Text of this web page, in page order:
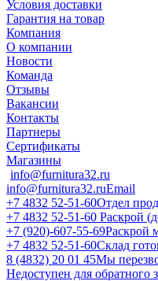
Условия доставки
Гарантия на товар
Компания
О компании
Новости
Команда
Отзывы
Вакансии
Контакты
Партнеры
Сертификаты
Магазины
info@furnitura32.ru
info@furnitura32.ruEmail
+7 4832 52-51-60Отдел
+7 4832 52-51-60 Раскрой
+7 (920)-607-55-69Раскрой
+7 4832 52-51-60Склад
8 (4832) 20 01 45Мы
Недоступен для обратного